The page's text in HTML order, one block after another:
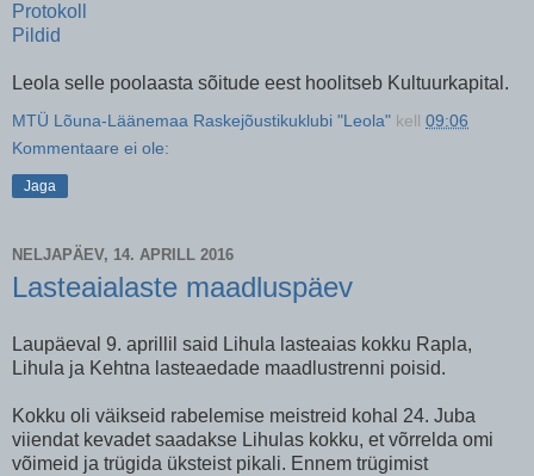
Protokoll
Pildid
Leola selle poolaasta sõitude eest hoolitseb Kultuurkapital.
MTÜ Lõuna-Läänemaa Raskejõustikuklubi "Leola" kell 09:06
Kommentaare ei ole:
Jaga
NELJAPÄEV, 14. APRILL 2016
Lasteaialaste maadluspäev
Laupäeval 9. aprillil said Lihula lasteaias kokku Rapla,
Lihula ja Kehtna lasteaedade maadlustrenni poisid.
Kokku oli väikseid rabelemise meistreid kohal 24. Juba
viiendat kevadet saadakse Lihulas kokku, et võrrelda omi
võimeid ja trügida üksteist pikali. Ennem trügimist